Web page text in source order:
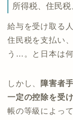
所得税、住民
給与を受け取る
住民税を支払い
う…。と日本は
しかし、
障害者
一定の控除を受
帳の等級によっ